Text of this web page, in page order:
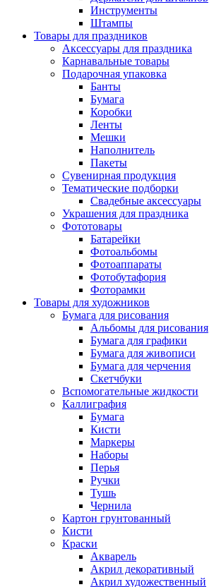
Инструменты
Штампы
Товары для праздников
Аксессуары для праздника
Карнавальные товары
Подарочная упаковка
Банты
Бумага
Коробки
Ленты
Мешки
Наполнитель
Пакеты
Сувенирная продукция
Тематические подборки
Свадебные аксессуары
Украшения для праздника
Фототовары
Батарейки
Фотоальбомы
Фотоаппараты
Фотобутафория
Фоторамки
Товары для художников
Бумага для рисования
Альбомы для рисования
Бумага для графики
Бумага для живописи
Бумага для черчения
Скетчбуки
Вспомогательные жидкости
Каллиграфия
Бумага
Кисти
Маркеры
Наборы
Перья
Ручки
Тушь
Чернила
Картон грунтованный
Кисти
Краски
Акварель
Акрил декоративный
Акрил художественный